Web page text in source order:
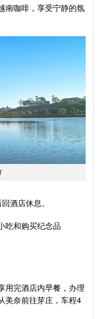
南咖啡，享受宁静的氛
酒店休息。
吃和购买纪念品
用完酒店内早餐，办理
美奈前往芽庄，车程4